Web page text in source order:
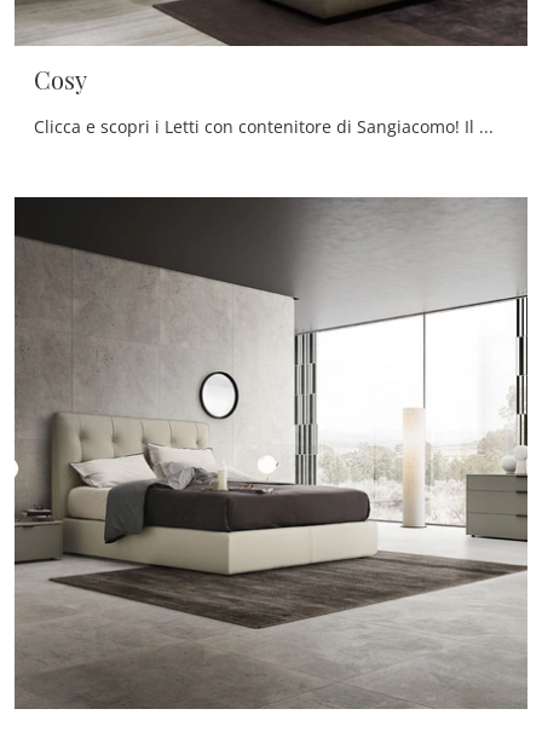
Cosy
Clicca e scopri i Letti con contenitore di Sangiacomo! Il modello Cosy in tessuto ti sta aspettando nelle versioni matrimoniali.